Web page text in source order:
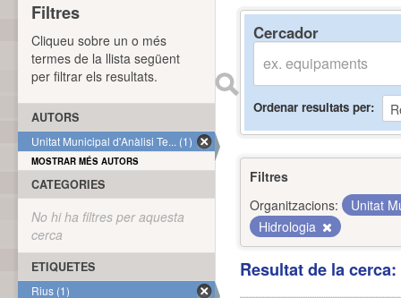
Cercador
Ordenar resultats per
Filtres
Organitzacions:
Unitat
Hidrologia
Resultat de la
Filtres
Cliqueu sobre un o més
termes de la llista següent
per filtrar els resultats.
AUTORS
Unitat Municipal d'Anàlisi Te... (1)
MOSTRAR MÉS AUTORS
CATEGORIES
No hi ha filtres per aquesta
cerca
ETIQUETES
Rius (1)